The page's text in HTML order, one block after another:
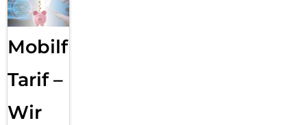
Mobilfunk
Tarif –
Wir